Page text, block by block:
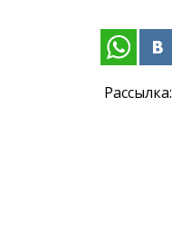
Рассылка: